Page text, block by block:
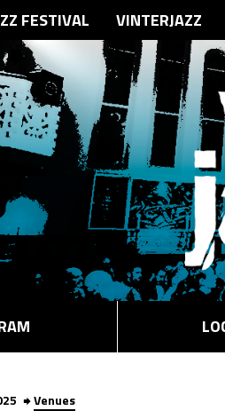
FESTIVAL VINTERJAZZ
Venues